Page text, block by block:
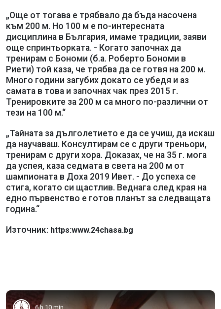
„Още от тогава е трябвало да бъда насочена
към 200 м. Но 100 м е по-интересната
дисциплина в България, имаме традиции, заяви
още спринтьорката. - Когато започнах да
тренирам с Бономи (б.а. Роберто Бономи в
Риети) той каза, че трябва да се готвя на 200 м.
Много години загубих докато се убедя и аз
самата в това и започнах чак през 2015 г.
Тренировките за 200 м са много по-различни от
тези на 100 м.“
„Тайната за дълголетието е да се учиш, да искаш
да научаваш. Консултирам се с други треньори,
тренирам с други хора. Доказах, че на 35 г. мога
да успея, каза седмата в света на 200 м от
шампионата в Доха 2019 Ивет. - До успеха се
стига, когато си щастлив. Веднага след края на
едно първенство е готов планът за следващата
година.“
Източник: https:www.24chasa.bg
6 h 10 min